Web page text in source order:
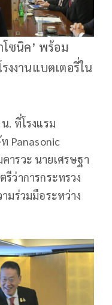
ซนิค’ พร้อม
งงานแบตเตอรี่ใน
. ที่โรงแรม
Panasonic
ารวะ นายเศรษฐา
ว่าการกระทรวง
มร่วมมือระหว่าง